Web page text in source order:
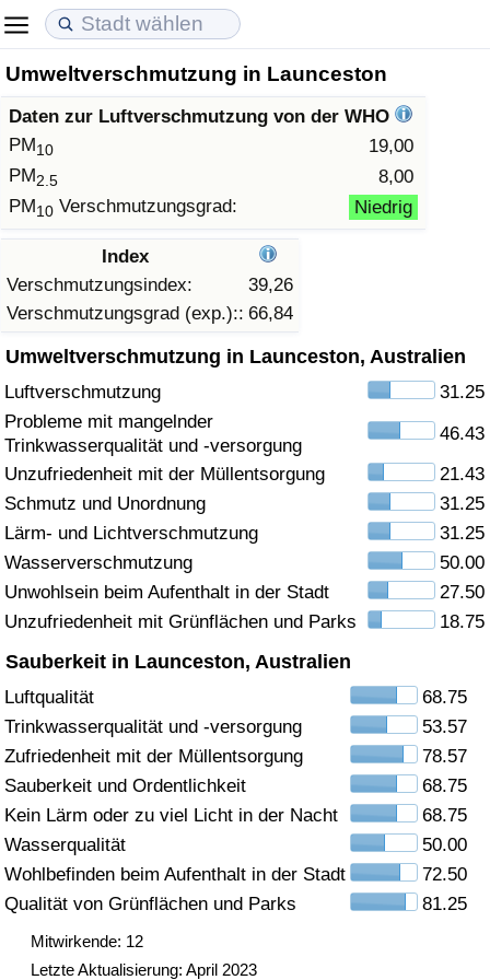
Umweltverschmutzung in Launceston
Daten zur Luftverschmutzung von der WHO
PM10
19,00
PM2.5
8,00
PM10 Verschmutzungsgrad: Niedrig
Index
Verschmutzungsindex:
39,26
Verschmutzungsgrad (exp.):: 66,84
Umweltverschmutzung in Launceston, Australien
Luftverschmutzung
31.25
Probleme mit mangelnder
Trinkwasserqualität und -versorgung
46.43
Unzufriedenheit mit der Müllentsorgung
21.43
Schmutz und Unordnung
31.25
Lärm- und Lichtverschmutzung
31.25
Wasserverschmutzung
50.00
Unwohlsein beim Aufenthalt in der Stadt
27.50
Unzufriedenheit mit Grünflächen und Parks
18.75
Sauberkeit in Launceston, Australien
Luftqualität
68.75
Trinkwasserqualität und -versorgung
53.57
Zufriedenheit mit der Müllentsorgung
78.57
Sauberkeit und Ordentlichkeit
68.75
Kein Lärm oder zu viel Licht in der Nacht
68.75
Wasserqualität
50.00
Wohlbefinden beim Aufenthalt in der Stadt
72.50
Qualität von Grünflächen und Parks
81.25
Mitwirkende: 12
Letzte Aktualisierung: April 2023
Lebenshaltungskosten
Lebenshaltungskosten-Index (aktuell)
Lebenshaltungskosten-Index
Lebenshaltungskosten-Index nach Land
in Akaba
Immobilienpreise
Immobilienpreis-Index (aktuell)
Immobilienpreis-Index
Immobilienpreis-Index nach Land
Lebensqualität
Lebensqualität-Index
Lebensqualität-Index (aktuell)
Lebensqualitätsindex nach Land
Kriminalität
Kriminalitäts-Index (aktuell)
Kriminalitäts-Index
Kriminalitätsindex nach Land
Gesundheitsversorgung
Gesundheitsversorgungs-Index (aktuell)
Gesundheitsversorgungs-Index nach Land
Umweltverschmutzung
Umweltverschmutzungs-Index (aktuell)
Verschmutzungsindex
Verkehr